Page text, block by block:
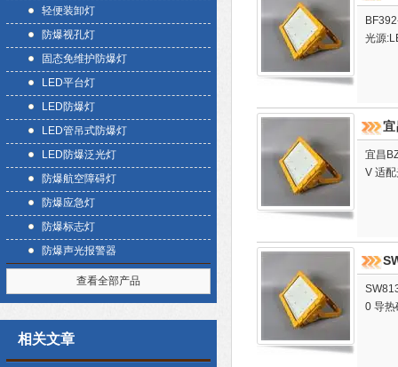
轻便装卸灯
防爆视孔灯
固态免维护防爆灯
LED平台灯
LED防爆灯
LED管吊式防爆灯
LED防爆泛光灯
防爆航空障碍灯
防爆应急灯
防爆标志灯
防爆声光报警器
查看全部产品
相关文章
光源
宜昌
V 适
0 导